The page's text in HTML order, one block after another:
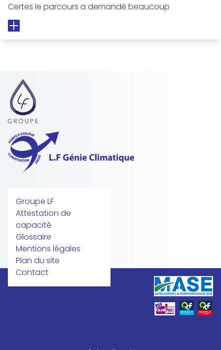
Certes le parcours a demandé beaucoup
d'investissement, il a été épuisant mais surtout très
enrichissant !
Groupe LF
Attestation de
capacité
Glossaire
Mentions légales
Plan du site
Contact